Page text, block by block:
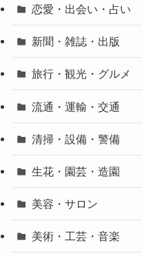
恋愛・出会い・占い
新聞・雑誌・出版
旅行・観光・グルメ
流通・運輸・交通
清掃・設備・警備
生花・園芸・造園
美容・サロン
美術・工芸・音楽